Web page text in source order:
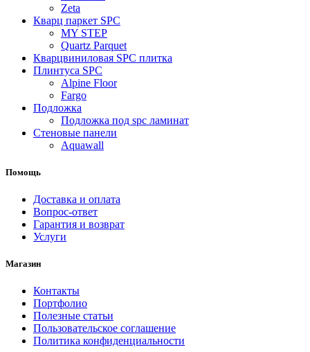
Zeta
Кварц паркет SPC
MY STEP
Quartz Parquet
Кварцвиниловая SPC плитка
Плинтуса SPC
Alpine Floor
Fargo
Подложка
Подложка под spc ламинат
Стеновые панели
Aquawall
Помощь
Доставка и оплата
Вопрос-ответ
Гарантия и возврат
Услуги
Магазин
Контакты
Портфолио
Полезные статьи
Пользовательское соглашение
Политика конфиденциальности